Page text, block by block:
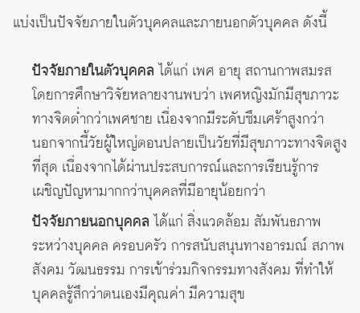
แบ่งเป็นปัจจัยภายในตัวบุคคลและภายนอกตัวบุคคล ดังนี้
ปัจจัยภายในตัวบุคคล ได้แก่ เพศ อายุ สถานกาพสมรส
โดยการศึกษาวิจัยหลายงานพบว่า เพศหญิงมักมีสุขภาวะ
ทางจิตต่ำกว่าเพศชาย เนื่องจากมีระดับซึมเศร้าสูงกว่า
นอกจากนี้วัยผู้ใหญ่ตอนปลายเป็นวัยที่มีสุขภาวะทางจิตสูง
ที่สุด เนื่องจากได้ผ่านประสบการณ์และการเรียนรู้การ
เผชิญปัญหามากกว่าบุคคลที่มีอายุน้อยกว่า
ปัจจัยภายนอกบุคคล ได้แก่ สิ่งแวดล้อม สัมพันธภาพ
ระหว่างบุคคล ครอบครัว การสนับสนุนทางอารมณ์ สภาพ
สังคม วัฒนธรรม การเข้าร่วมกิจกรรมทางสังคม ที่ทำให้
บุคคลรู้สึกว่าตนเองมีคุณค่า มีความสุข